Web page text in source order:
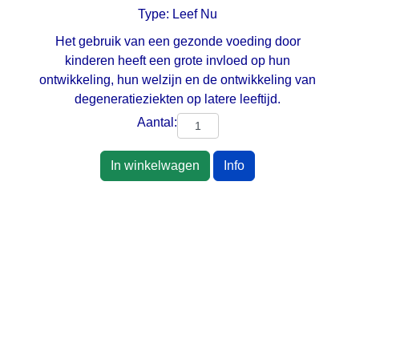
Type: Leef Nu
Het gebruik van een gezonde voeding door
kinderen heeft een grote invloed op hun
ontwikkeling, hun welzijn en de ontwikkeling van
degeneratieziekten op latere leeftijd.
Aantal:
In winkelwagen Info